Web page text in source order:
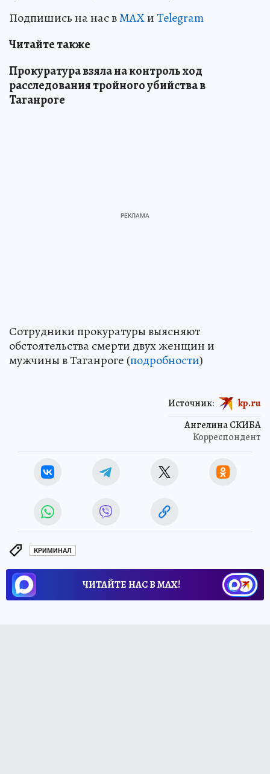
Подпишись на нас вMAXиTelegram
Читайте также
Прокуратура взяла на контроль ход
расследования тройного убийства в
Таганроге
Сотрудники прокуратуры выясняют
обстоятельства смерти двух женщин и
мужчины в Таганроге (подробности)
Ангелина СКИБА
Корреспондент
Источник: kp.ru
КРИМИНАЛ
ЧИТАЙТЕ НАС В МАХ!